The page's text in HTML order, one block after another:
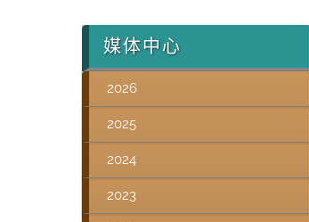
媒体中心
2026
2025
2024
2023